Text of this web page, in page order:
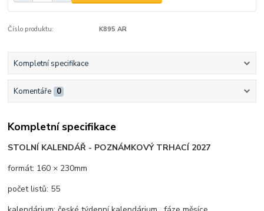
Číslo produktu: K895 AR
Kompletní specifikace
Komentáře 0
Kompletní specifikace
STOLNÍ KALENDÁŘ - POZNÁMKOVÝ TRHACÍ 2027
formát: 160 × 230mm
počet listů: 55